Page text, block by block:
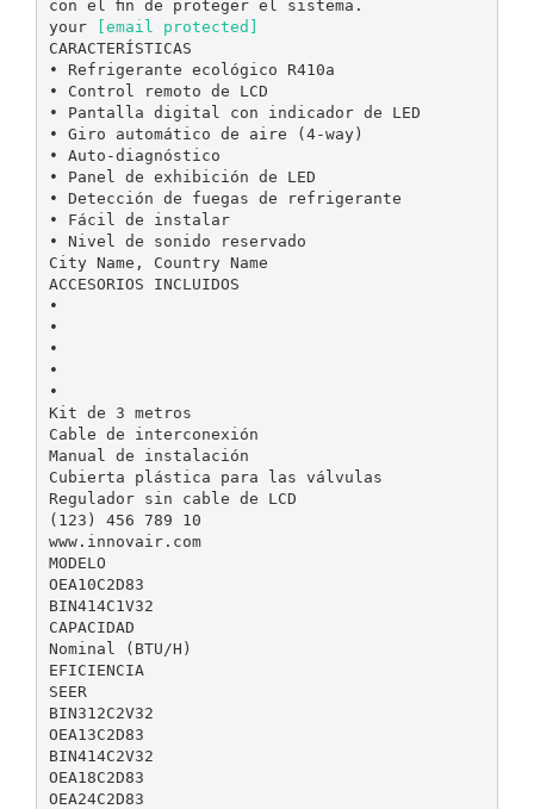
con el ﬁn de proteger el sistema.
your
[email protected]
CARACTERÍSTICAS
• Refrigerante ecológico R410a
• Control remoto de LCD
• Pantalla digital con indicador de LED
• Giro automático de aire (4-way)
• Auto-diagnóstico
• Panel de exhibición de LED
• Detección de fuegas de refrigerante
• Fácil de instalar
• Nivel de sonido reservado
City Name, Country Name
ACCESORIOS INCLUIDOS
•
•
•
•
•
Kit de 3 metros
Cable de interconexión
Manual de instalación
Cubierta plástica para las válvulas
Regulador sin cable de LCD
(123) 456 789 10
www.innovair.com
MODELO
OEA10C2D83
BIN414C1V32
CAPACIDAD
Nominal (BTU/H)
EFICIENCIA
SEER
BIN312C2V32
OEA13C2D83
BIN414C2V32
OEA18C2D83
OEA24C2D83